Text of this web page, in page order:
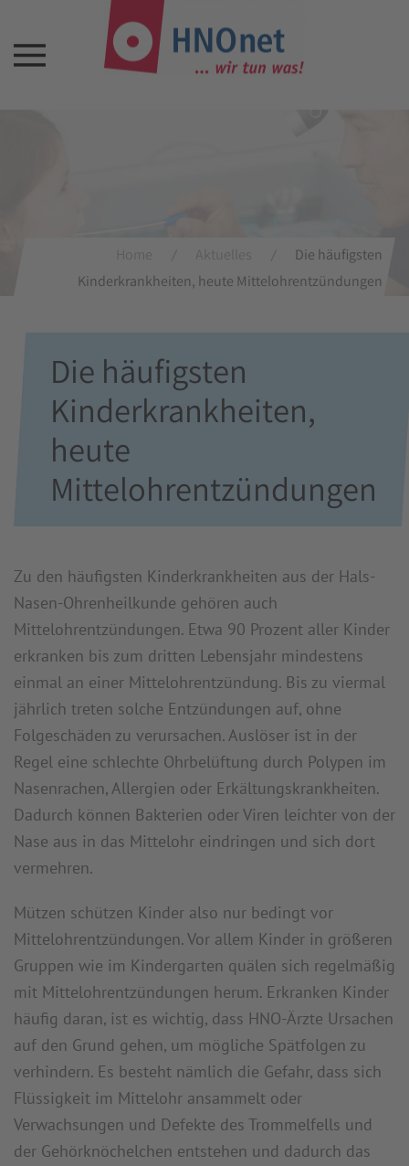
Die häufigsten
Kinderkrankheiten, heute Mittelohrentzündungen
Die häufigsten
Kinderkrankheiten,
heute
Mittelohrentzündungen
Zu den häufigsten Kinderkrankheiten aus der Hals-
Nasen-Ohrenheilkunde gehören auch
Mittelohrentzündungen. Etwa 90 Prozent aller Kinder
erkranken bis zum dritten Lebensjahr mindestens
einmal an einer Mittelohrentzündung. Bis zu viermal
jährlich treten solche Entzündungen auf, ohne
Folgeschäden zu verursachen. Auslöser ist in der
Regel eine schlechte Ohrbelüftung durch Polypen im
Nasenrachen, Allergien oder Erkältungskrankheiten.
Dadurch können Bakterien oder Viren leichter von der
Nase aus in das Mittelohr eindringen und sich dort
vermehren.
Mützen schützen Kinder also nur bedingt vor
Mittelohrentzündungen. Vor allem Kinder in größeren
Gruppen wie im Kindergarten quälen sich regelmäßig
mit Mittelohrentzündungen herum. Erkranken Kinder
häufig daran, ist es wichtig, dass HNO-Ärzte Ursachen
auf den Grund gehen, um mögliche Spätfolgen zu
verhindern. Es besteht nämlich die Gefahr, dass sich
Flüssigkeit im Mittelohr ansammelt oder
Verwachsungen und Defekte des Trommelfells und
der Gehörknöchelchen entstehen und dadurch das